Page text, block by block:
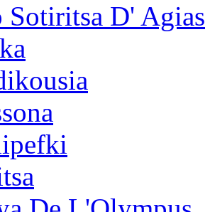
Sotiritsa D' Agias